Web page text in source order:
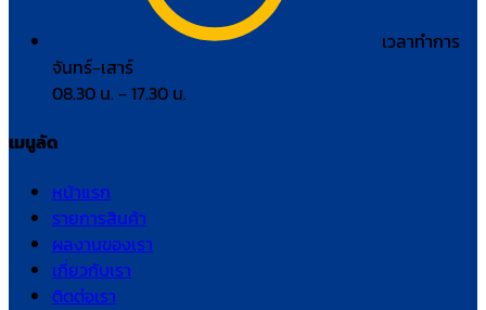
เวลาทำการ
จันทร์–เสาร์
08.30 น. – 17.30 น.
เมนูลัด
หน้าแรก
รายการสินค้า
ผลงานของเรา
เกี่ยวกับเรา
ติดต่อเรา